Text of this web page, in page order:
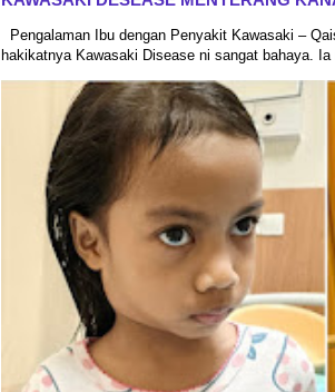
Pengalaman Ibu dengan Penyakit Kawasaki –
hakikatnya Kawasaki Disease ni sangat bahaya. Ia